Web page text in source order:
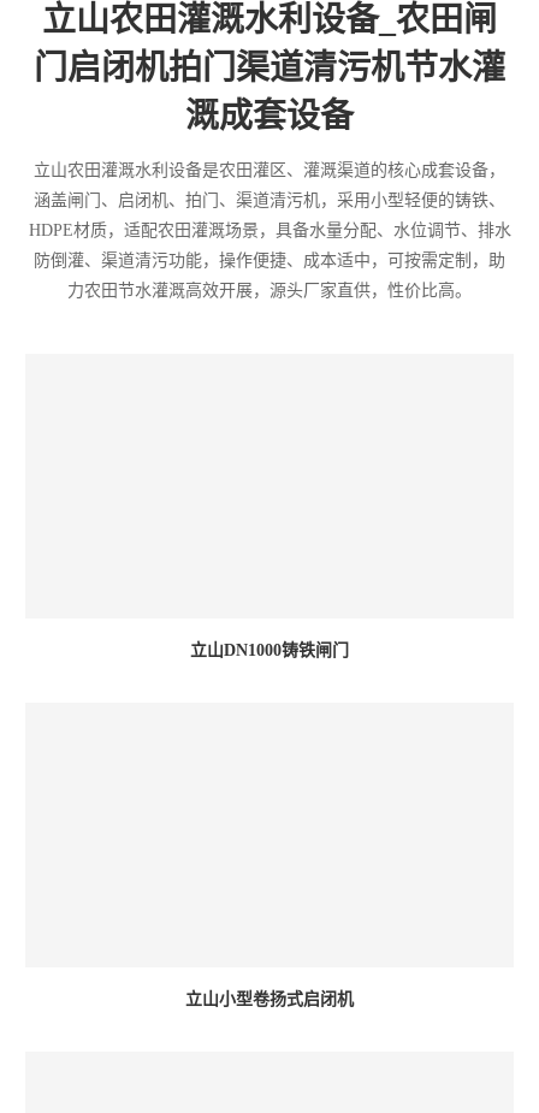
立山农田灌溉水利设备_农田闸
门启闭机拍门渠道清污机节水灌
溉成套设备
立山农田灌溉水利设备是农田灌区、灌溉渠道的核心成套设备，
涵盖闸门、启闭机、拍门、渠道清污机，采用小型轻便的铸铁、
HDPE材质，适配农田灌溉场景，具备水量分配、水位调节、排水
防倒灌、渠道清污功能，操作便捷、成本适中，可按需定制，助
力农田节水灌溉高效开展，源头厂家直供，性价比高。
立山DN1000铸铁闸门
立山小型卷扬式启闭机